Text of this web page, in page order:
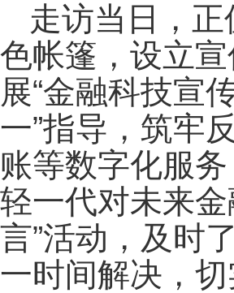
走访当日，
色帐篷，设立
展“金融科技宣
一”指导，筑牢
账等数字化服
轻一代对未来
言”活动，及时
一时间解决，